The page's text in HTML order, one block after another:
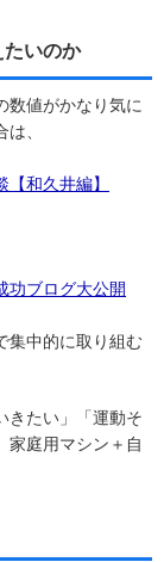
たいのか
数値がかなり気に
、
和久井編】
功ブログ大公開
集中的に取り組む
きたい」「運動そ
家庭用マシン＋自